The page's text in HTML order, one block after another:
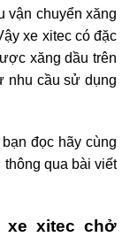
vận chuyển xăng
xe xitec có đặc
xăng dầu trên
nhu cầu sử dụng
đọc hãy cùng
qua bài viết
xe xitec chở